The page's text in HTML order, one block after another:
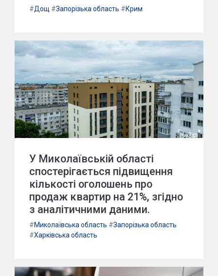
#Дощ #Запорізька область #Крим
У Миколаївській області
спостерігається підвищення
кількості оголошень про
продаж квартир на 21%, згідно
з аналітичними даними.
#Миколаївська область #Запорізька область
#Харківська область